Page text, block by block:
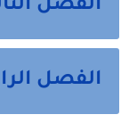
الفصل
الفصل